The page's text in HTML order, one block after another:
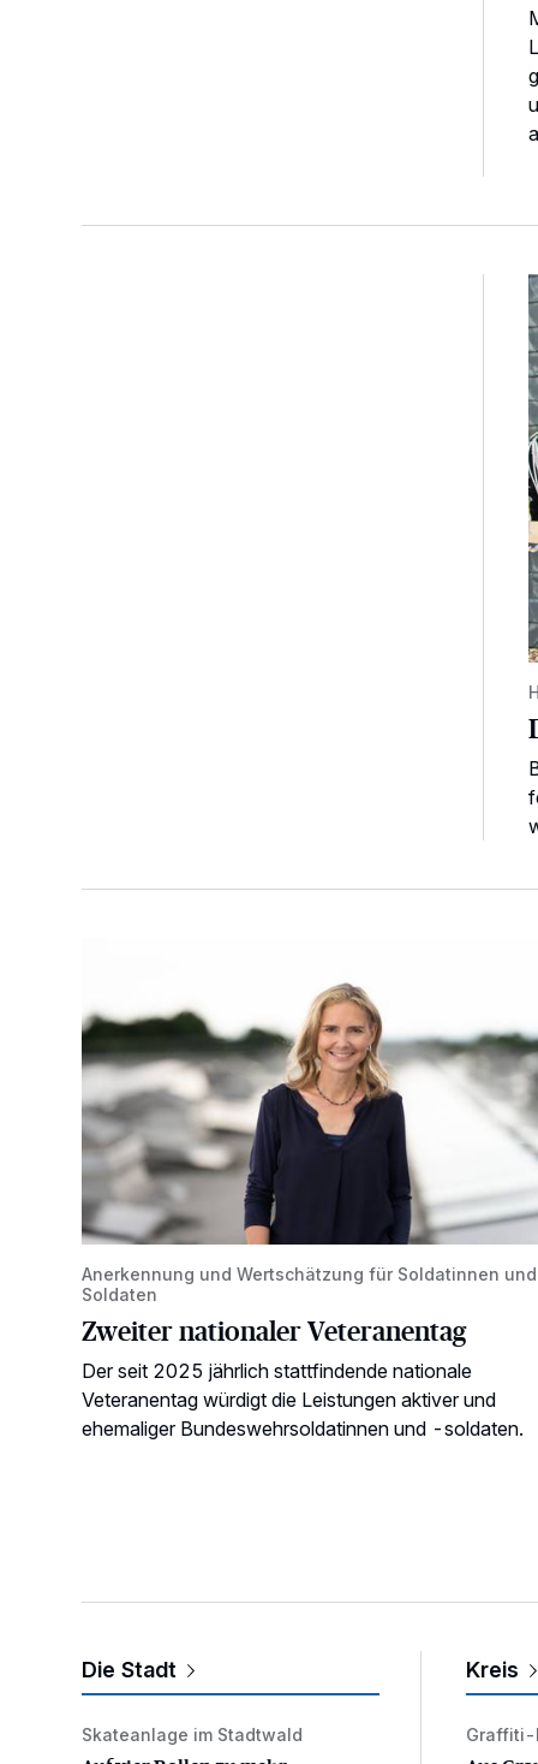
Anerkennung und Wertschätzung für Soldatinnen und
Soldaten
Zweiter nationaler Veteranentag
Der seit 2025 jährlich stattfindende nationale
Veteranentag würdigt die Leistungen aktiver und
ehemaliger Bundeswehrsoldatinnen und -soldaten.
Die Stadt
Auf vier Rollen zu mehr Selbstvertrauen
Skateanlage im Stadtwald
Kreis
Aus
Graffiti-